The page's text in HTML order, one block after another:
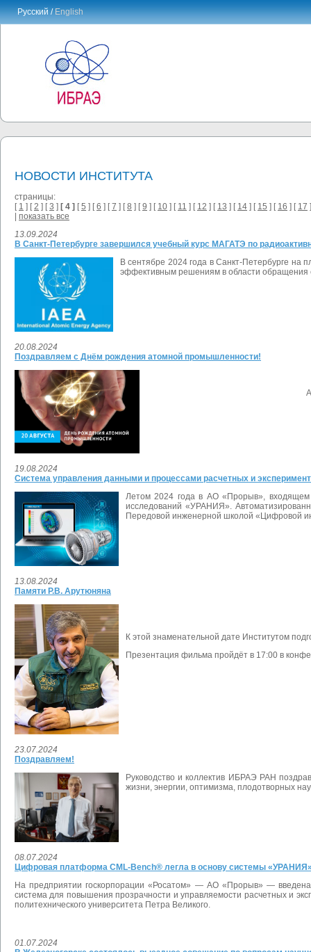
Русский /English
НОВОСТИ ИНСТИТУТА
страницы:
[ 1 ] [2 ] [3 ] [ 4 ] [5 ] [6 ] [7 ] [8 ] [9 ] [ 10 ] [ 11 ] [ 12 ] [ 13 ] [ 14 ] [ 15 ] [ 16 ] [ 17
показать все
13.09.2024
В Санкт-Петербурге завершился учебный курс МАГАТЭ по
В сентябре 2024 года в Санкт-Петербурге на
эффективным решениям в области обращения
20.08.2024
Поздравляем с Днём рождения атомной промышленности!
19.08.2024
Система управления данными и процессами расчетных и
Летом 2024 года в АО «Прорыв», входящем
исследований «УРАНИЯ».
Передовой инженерной школой «Цифровой
13.08.2024
Памяти Р.В. Арутюняна
К этой знаменательной дате Институтом
Презентация фильма пройдёт в 17:00 в
23.07.2024
Поздравляем!
Руководство и коллектив ИБРАЭ РАН
жизни, энергии, оптимизма, плодотворных
08.07.2024
Цифровая платформа CML-Bench® легла в основу системы
На предприятии госкорпорации «Росатом» — АО «Прорыв» —
система для повышения прозрачности и управляемости расчетных и
политехнического университета Петра Великого.
01.07.2024